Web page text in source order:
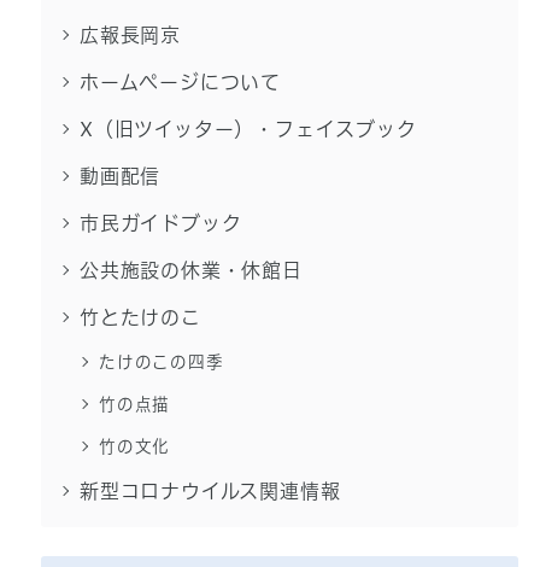
広報長岡京
ホームページについて
X（旧ツイッター）・フェイスブック
動画配信
市民ガイドブック
公共施設の休業・休館日
竹とたけのこ
たけのこの四季
竹の点描
竹の文化
新型コロナウイルス関連情報